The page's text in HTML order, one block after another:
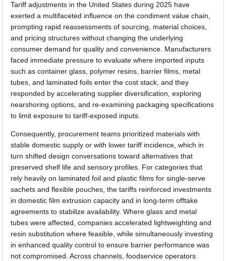
Tariff adjustments in the United States during 2025 have
exerted a multifaceted influence on the condiment value chain,
prompting rapid reassessments of sourcing, material choices,
and pricing structures without changing the underlying
consumer demand for quality and convenience. Manufacturers
faced immediate pressure to evaluate where imported inputs
such as container glass, polymer resins, barrier films, metal
tubes, and laminated foils enter the cost stack, and they
responded by accelerating supplier diversification, exploring
nearshoring options, and re-examining packaging specifications
to limit exposure to tariff-exposed inputs.
Consequently, procurement teams prioritized materials with
stable domestic supply or with lower tariff incidence, which in
turn shifted design conversations toward alternatives that
preserved shelf life and sensory profiles. For categories that
rely heavily on laminated foil and plastic films for single-serve
sachets and flexible pouches, the tariffs reinforced investments
in domestic film extrusion capacity and in long-term offtake
agreements to stabilize availability. Where glass and metal
tubes were affected, companies accelerated lightweighting and
resin substitution where feasible, while simultaneously investing
in enhanced quality control to ensure barrier performance was
not compromised. Across channels, foodservice operators